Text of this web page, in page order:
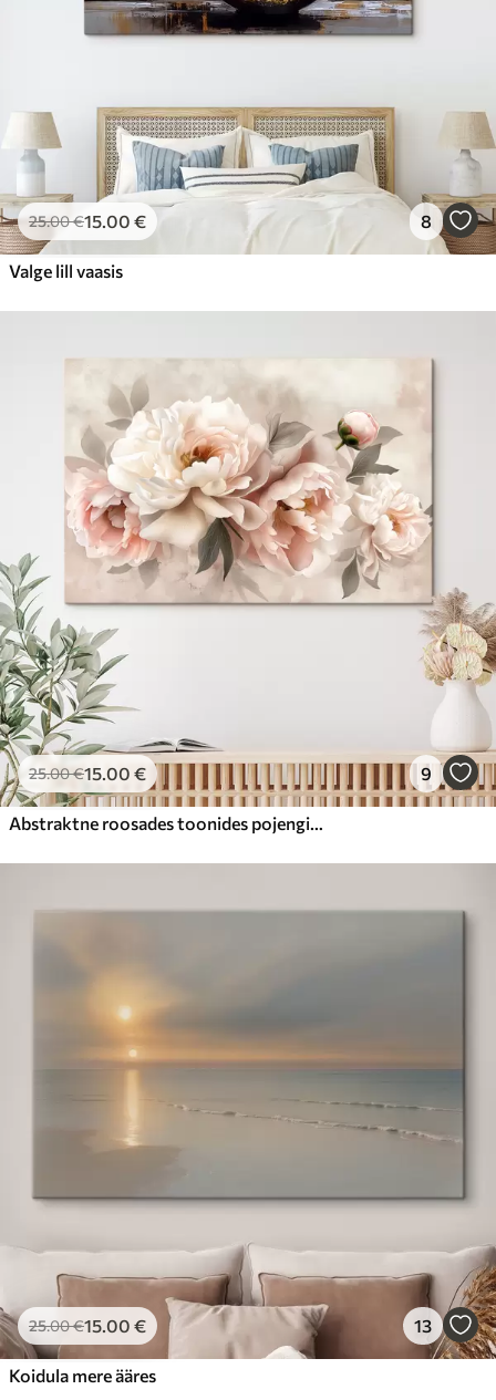
25.00€15.00 € 8
Valge lill vaasis
25.00€15.00 € 9
Abstraktne roosades toonides pojengide kimp
25.00€15.00 € 13
Koidula mere ääres